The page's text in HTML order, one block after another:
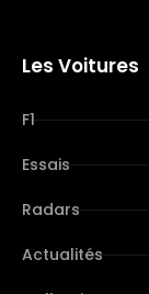
Les Voitures
F1
Essais
Radars
Actualités